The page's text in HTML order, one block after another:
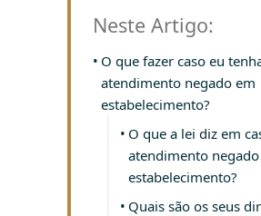
Neste Artigo:
O que fazer caso eu
atendimento negado em
estabelecimento?
O que a lei diz em
atendimento
estabelecimento?
Quais são os seus